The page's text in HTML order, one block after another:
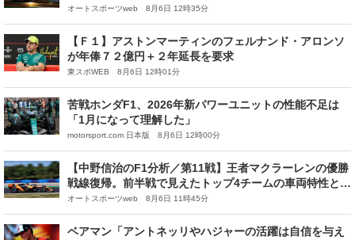
オートスポーツweb 8月6日 12時35分
【Ｆ１】アストンマーティンのフェルナンド・アロンソ
が年俸７２億円＋２年延長を要求
東スポWEB 8月6日 12時01分
苦戦ホンダF1、2026年新パワーユニットの性能不足は
「1月になって理解した」
motorsport.com 日本版 8月6日 12時00分
【中野信治のF1分析／第11戦】王者マクラーレンの優勝
戦線復帰。前半戦で見えたトップ4チームの車両特性と強
み
オートスポーツweb 8月6日 11時45分
ベアマン「アントネッリやハジャーの活躍は自信を与え